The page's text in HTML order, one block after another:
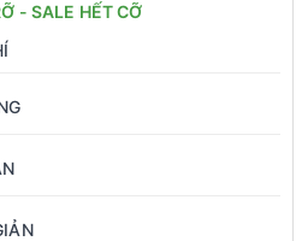
- SALE HẾT CỠ